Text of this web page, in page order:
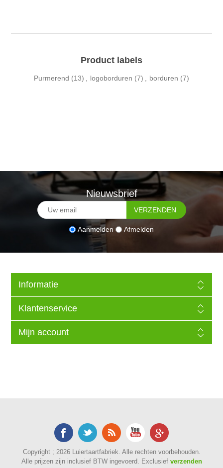
Product labels
Purmerend (13) , logoborduren (7) , borduren (7)
Nieuwsbrief
Aanmelden Afmelden
Informatie
Klantenservice
Mijn account
Copyright ; 2026 Luiertaartfabriek. Alle rechten voorbehouden.
Alle prijzen zijn inclusief BTW ingevoerd. Exclusief verzenden